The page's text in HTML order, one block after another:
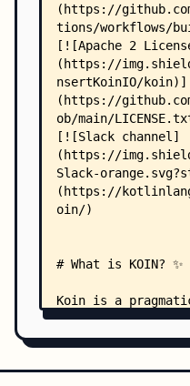
│   │   ├──
│   │   └──
│   ├──
│   │   ├──
│   │   │
│   │   │
│   │   │
│   │   │
│   │   │
│   │   │
│   │   │
│   │   │
│   │   │
│   │   │
│   │   │
│   │   │
│   │   │